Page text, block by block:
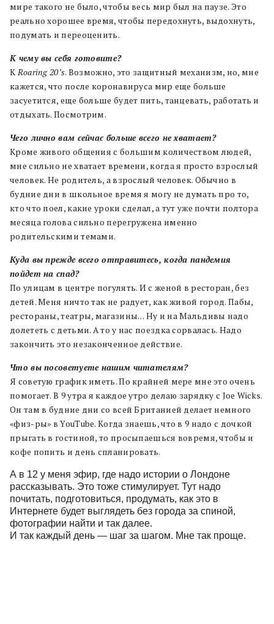
мире такого не было, чтобы весь мир был на паузе. Это
реально хорошее время, чтобы передохнуть, выдохнуть,
подумать и переоценить.
К чему вы себя готовите?
КRoaring 20’s. Возможно, это защитный механизм, но, мне
кажется, что после коронавируса мир еще больше
засуетится, еще больше будет пить, танцевать, работать и
отдыхать. Посмотрим.
Чего лично вам сейчас больше всего не хватает?
Кроме живого общения с большим количеством людей,
мне сильно не хватает времени, когда я просто взрослый
человек. Не родитель, а взрослый человек. Обычно в
будние дни в школьное время я могу не думать про то,
кто что поел, какие уроки сделал, а тут уже почти полтора
месяца голова сильно перегружена именно
родительскими темами.
Куда вы прежде всего отправитесь, когда пандемия
пойдет на спад?
По улицам в центре погулять. И с женой в ресторан, без
детей. Меня ничто так не радует, как живой город. Пабы,
рестораны, театры, магазины… Ну и на Мальдивы надо
долететь с детьми. А то у нас поездка сорвалась. Надо
закончить это незаконченное действие.
Что вы посоветуете нашим читателям?
Я советую график иметь. По крайней мере мне это очень
помогает. В 9 утра я каждое утро делаю зарядку с Joe Wicks.
Он там в будние дни со всей Британией делает немного
«физ-ры» в YouTube. Когда знаешь, что в 9 надо с дочкой
прыгать в гостиной, то просыпаешься вовремя, чтобы и
кофе попить и день спланировать.
А в 12 у меня эфир, где надо истории о Лондоне
рассказывать. Это тоже стимулирует. Тут надо
почитать, подготовиться, продумать, как это в
Интернете будет выглядеть без города за спиной,
фотографии найти и так далее.
И так каждый день — шаг за шагом. Мне так проще.